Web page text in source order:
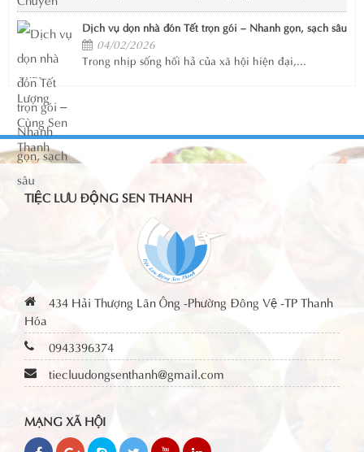
Dịch vụ dọn nhà đón Tết trọn gói – Nhanh gọn, sạch sâu
04/02/2026
Trong nhịp sống hối hả của xã hội hiện đại,...
TIỆC LƯU ĐỘNG SEN THANH
434 Hải Thượng Lãn Ông -Phường Đông Vệ -TP Thanh
Hóa
0943396374
tiecluudongsenthanh@gmail.com
MẠNG XÃ HỘI